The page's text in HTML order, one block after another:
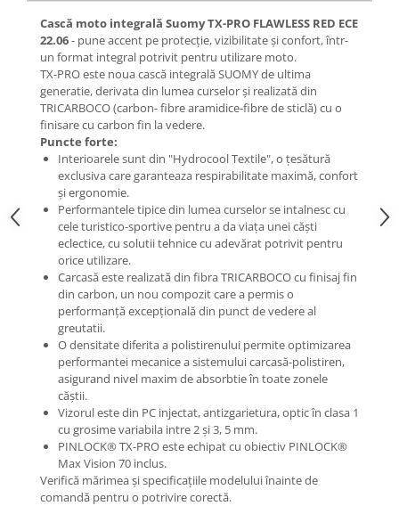
Cască moto integrală Suomy TX-PRO FLAWLESS RED ECE
22.06- pune accent pe protecție, vizibilitate și confort, într-
un format integral potrivit pentru utilizare moto.
TX-PRO este noua cască integrală SUOMY de ultima
generatie, derivata din lumea curselor și realizată din
TRICARBOCO (carbon- fibre aramidice-fibre de sticlă) cu o
finisare cu carbon fin la vedere.
Puncte forte:
Interioarele sunt din "Hydrocool Textile", o țesătură
exclusiva care garanteaza respirabilitate maximă, confort
și ergonomie.
Performantele tipice din lumea curselor se intalnesc cu
cele turistico-sportive pentru a da viața unei căști
eclectice, cu solutii tehnice cu adevărat potrivit pentru
orice utilizare.
Carcasă este realizată din fibra TRICARBOCO cu finisaj fin
din carbon, un nou compozit care a permis o
performanță excepțională din punct de vedere al
greutatii.
O densitate diferita a polistirenului permite optimizarea
performantei mecanice a sistemului carcasă-polistiren,
asigurand nivel maxim de absorbtie în toate zonele
căștii.
Vizorul este din PC injectat, antizgarietura, optic în clasa 1
cu grosime variabila intre 2 și 3, 5 mm.
PINLOCK® TX-PRO este echipat cu obiectiv PINLOCK®
Max Vision 70 inclus.
Verifică mărimea și specificațiile modelului înainte de
comandă pentru o potrivire corectă.